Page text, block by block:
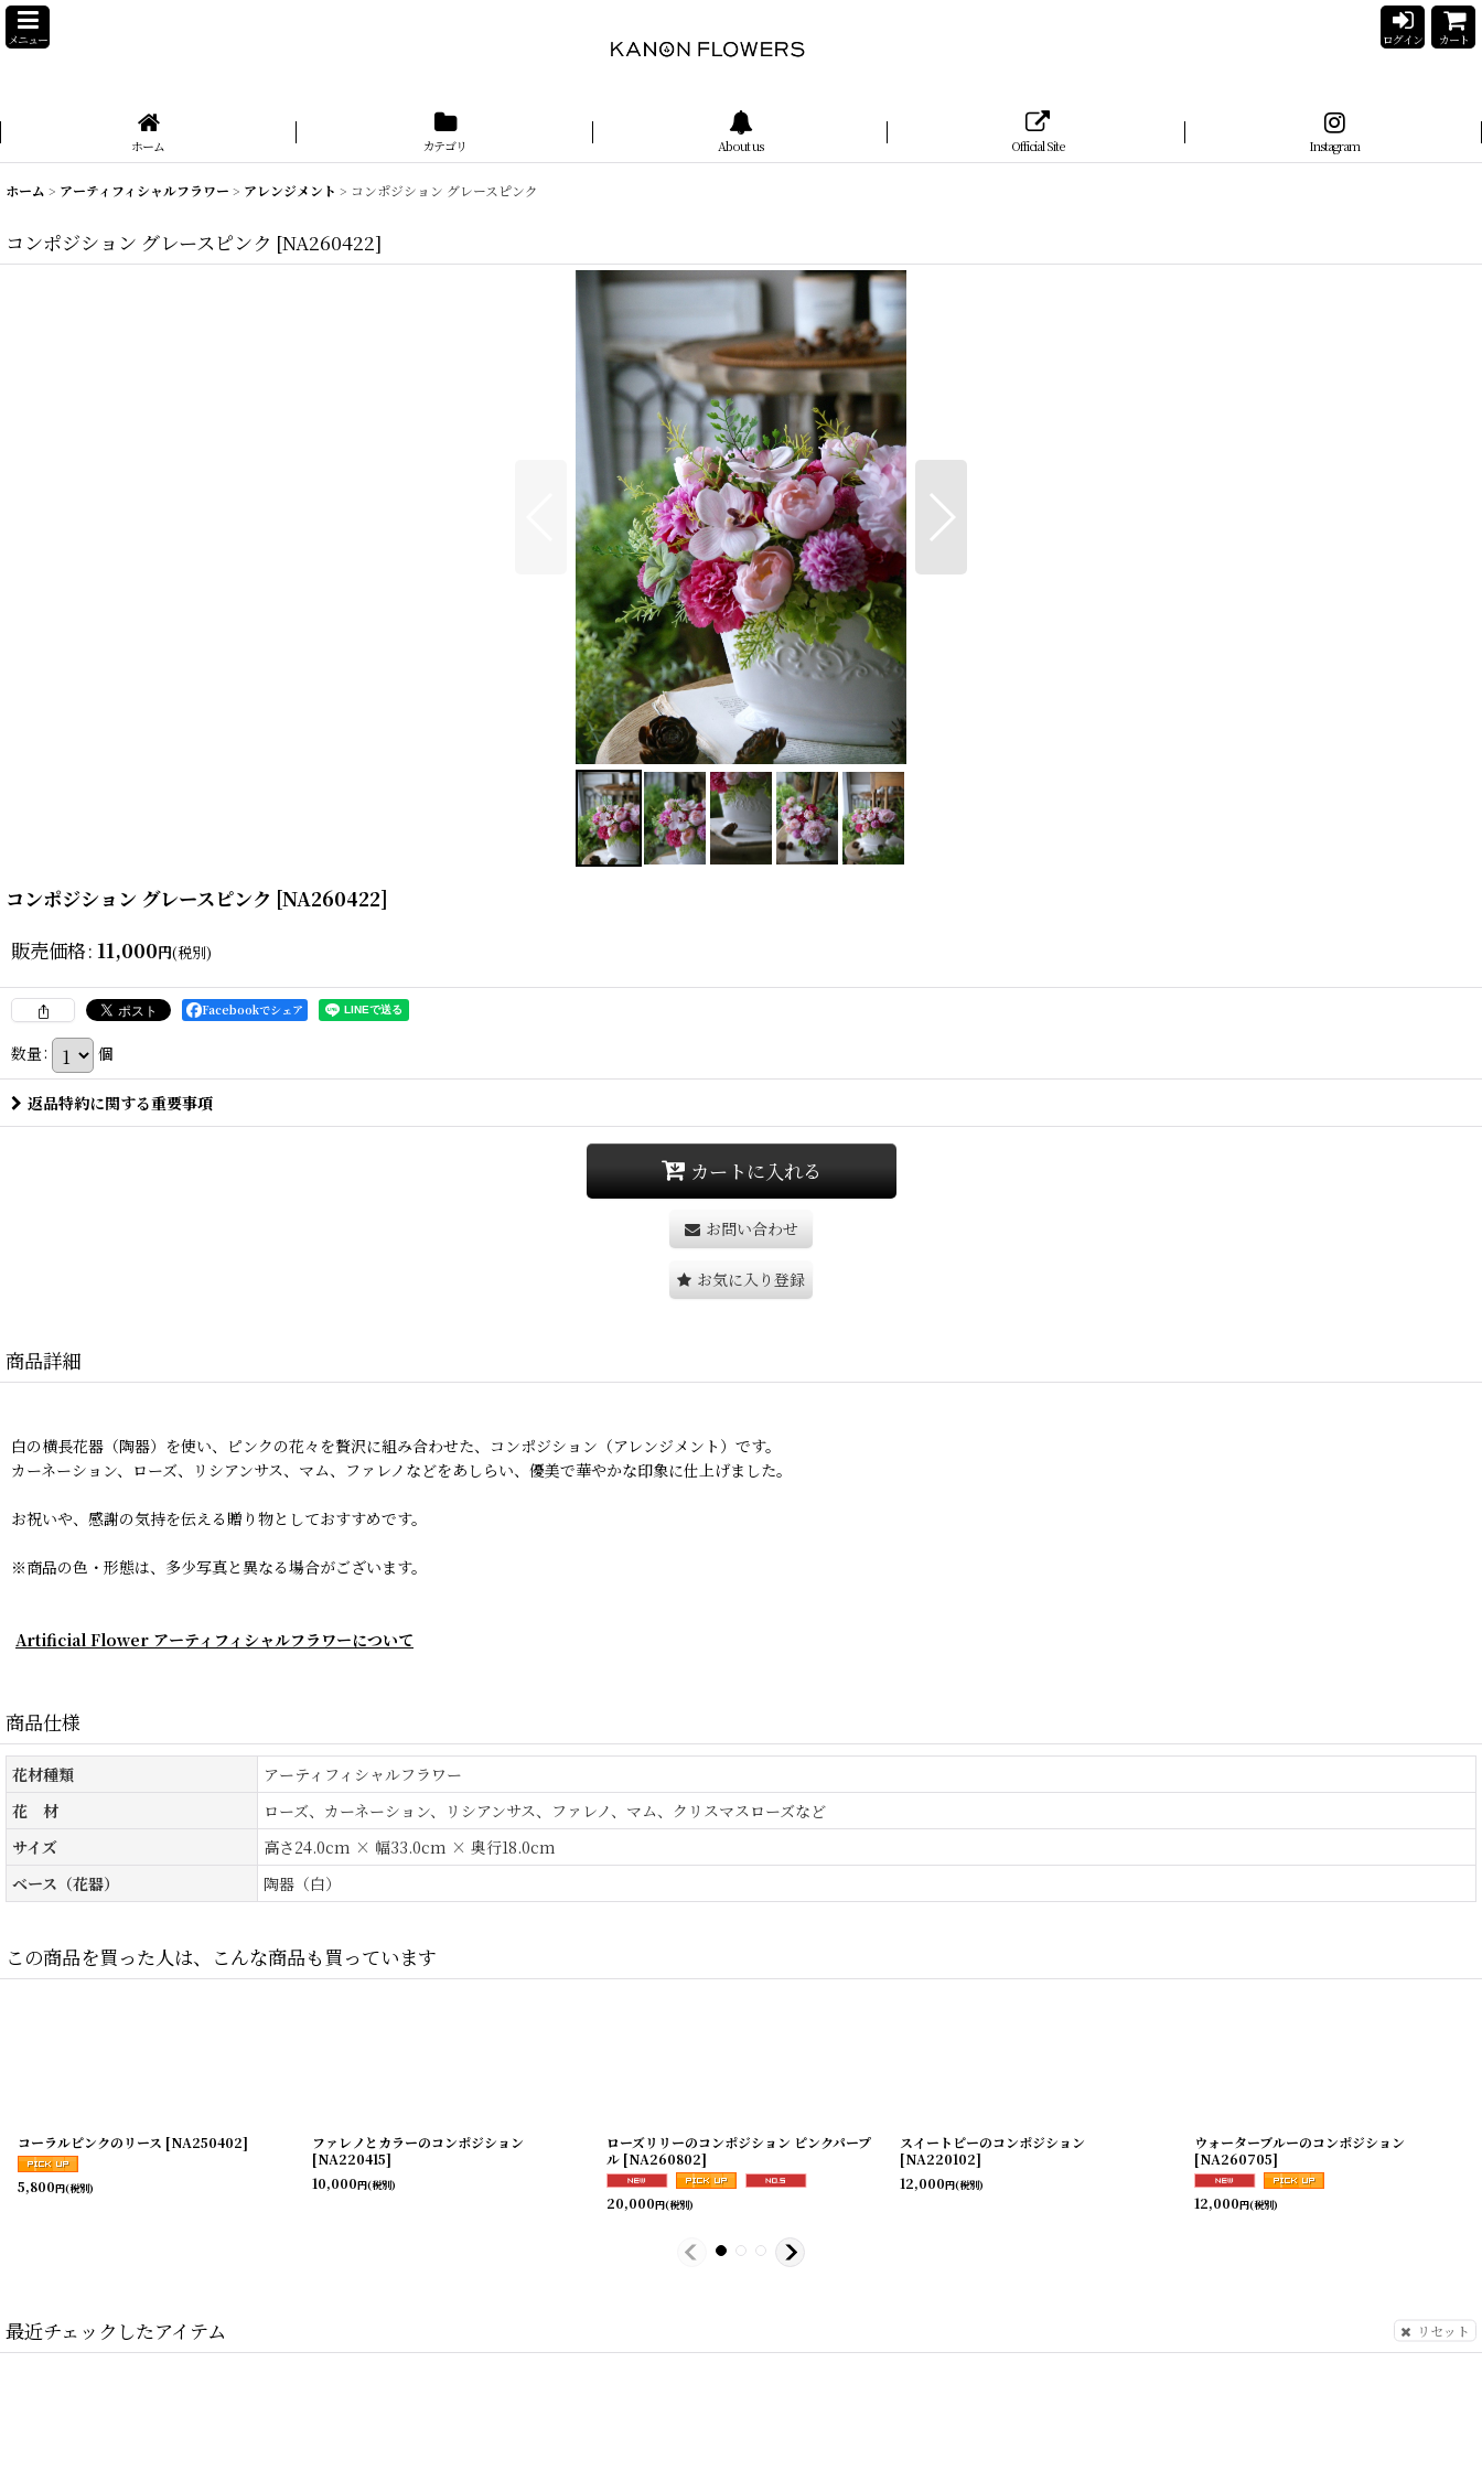
メニュー ログイン カート
ホーム カテゴリ About us Official Site Instagram
ホーム > アーティフィシャルフラワー > アレンジメント > コンポジション グレースピンク
コンポジション グレースピンク [NA260422]
コンポジション グレースピンク [NA260422]
販売価格: 11,000円(税別)
Facebookでシェア
数量: 個
返品特約に関する重要事項
カートに入れる
お問い合わせ
お気に入り登録
商品詳細
白の横長花器（陶器）を使い、ピンクの花々を贅沢に組み合わせた、コンポジション（アレンジメント）です。
カーネーション、ローズ、リシアンサス、マム、ファレノなどをあしらい、優美で華やかな印象に仕上げました。
お祝いや、感謝の気持を伝える贈り物としておすすめです。
※商品の色・形態は、多少写真と異なる場合がございます。
Artificial Flower アーティフィシャルフラワーについて
商品仕様
花材種類
アーティフィシャルフラワー
花 材
ローズ、カーネーション、リシアンサス、ファレノ、マム、クリスマスローズなど
サイズ
高さ24.0cm × 幅33.0cm × 奥行18.0cm
ベース（花器）
陶器（白）
この商品を買った人は、こんな商品も買っています
コーラルピンクのリース [NA250402]
5,800円(税別)
ファレノとカラーのコンポジション
[NA220415]
10,000円(税別)
ローズリリーのコンポジション ピンクパープ
ル [NA260802]
20,000円(税別)
スイートピーのコンポジション
[NA220102]
12,000円(税別)
ウォーターブルーのコンポジション
[NA260705]
12,000円(税別)
最近チェックしたアイテム リセット